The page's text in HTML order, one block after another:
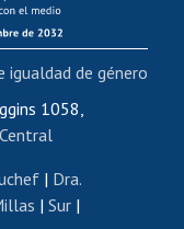
1058,
| Dra.
| Sur |
igualdad de género